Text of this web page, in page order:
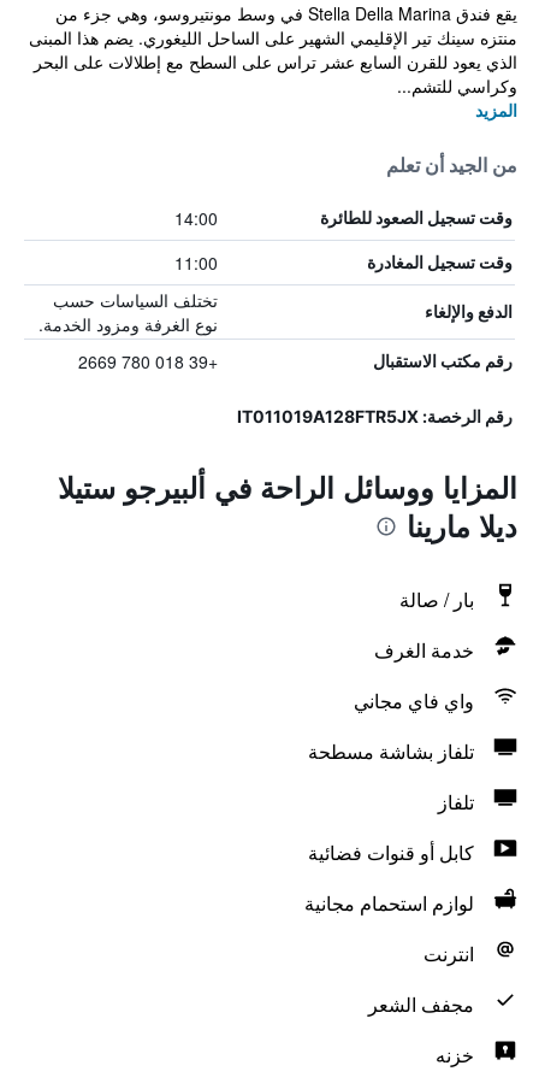
يقع فندق Stella Della Marina في وسط مونتيروسو، وهي جزء من
منتزه سينك تير الإقليمي الشهير على الساحل الليغوري. يضم هذا المبنى
الذي يعود للقرن السابع عشر تراس على السطح مع إطلالات على البحر
وكراسي للتشم...
المزيد
من الجيد أن تعلم
وقت تسجيل الصعود للطائرة 14:00
وقت تسجيل المغادرة 11:00
الدفع والإلغاء
تختلف السياسات حسب
نوع الغرفة ومزود الخدمة.
رقم مكتب الاستقبال +39 018 780 2669
رقم الرخصة: IT011019A128FTR5JX
المزايا ووسائل الراحة في ألبيرجو ستيلا
ديلا مارينا
بار / صالة
خدمة الغرف
واي فاي مجاني
تلفاز بشاشة مسطحة
تلفاز
كابل أو قنوات فضائية
لوازم استحمام مجانية
انترنت
مجفف الشعر
خزنه